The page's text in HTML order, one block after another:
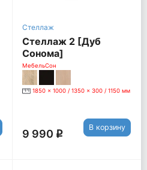
Стеллаж
Стеллаж 2 [Дуб
Сонома]
МебельСон
1850 x 1000 / 1350 x 300 / 1150 мм
9 990 q
В корзину